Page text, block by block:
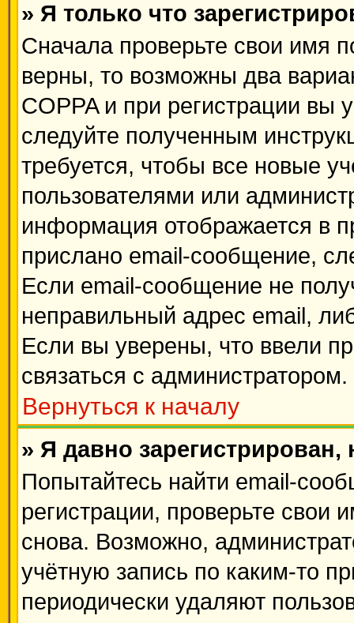
» Я только что
Сначала проверьте свои имя
верны, то возможны два
COPPA и при регистрации вы
следуйте полученным
требуется, чтобы все новые
пользователями или
информация отображается в
прислано email-сообщение,
Если email-сообщение не
неправильный адрес email,
Если вы уверены, что ввели
связаться с администратором.
Вернуться к началу
» Я давно
Попытайтесь найти email-
регистрации, проверьте свои
снова. Возможно,
учётную запись по каким-то
периодически удаляют